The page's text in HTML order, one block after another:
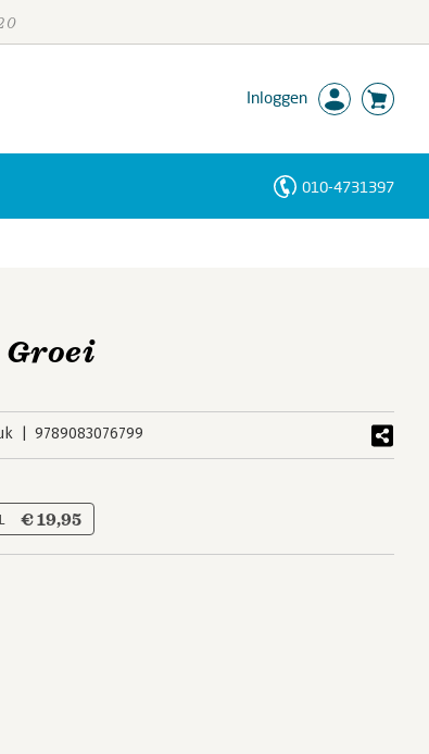
Inloggen
010-4731397
9789083076799
€ 19,95